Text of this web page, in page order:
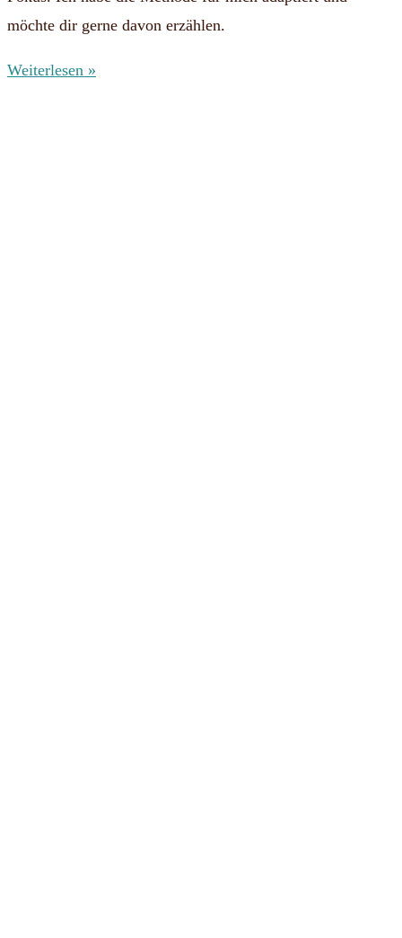
möchte dir gerne davon erzählen.
Weiterlesen »